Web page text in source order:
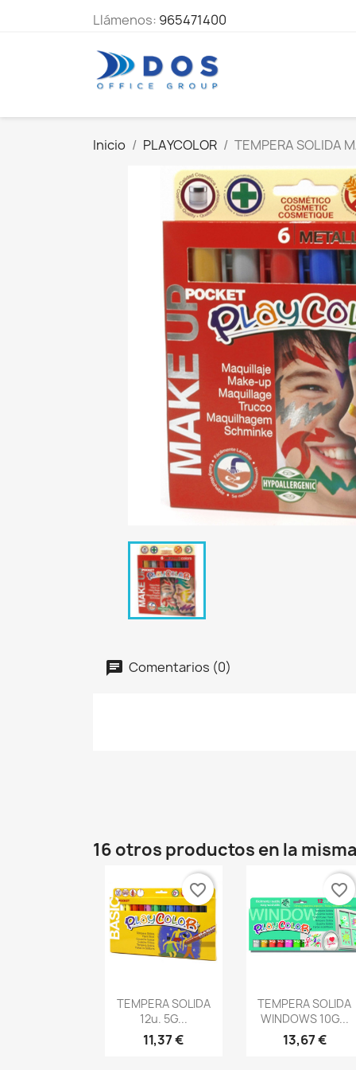
Llámenos: 965471400
Inicio PLAYCOLOR TEMPERA SOLIDA
Comentarios (0)
16 otros productos en la
Vista rápida
TEMPERA SOLIDA
12u. 5G...
11,37 €
favorite_border
Vista rápida
TEMPERA SOLIDA
WINDOWS 10G...
13,67 €
favorite_border